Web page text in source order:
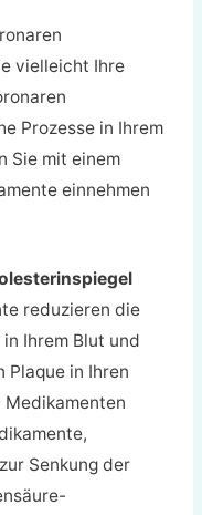
vielleicht Ihre
Prozesse in Ihrem
Sie mit einem
einnehmen
reduzieren die
Ihrem Blut und
Plaque in Ihren
Medikamenten
Senkung der